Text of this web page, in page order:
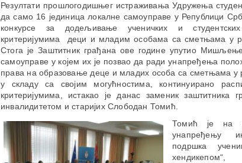
Резултати прошлогодишњег истраживања Удружења
да само 16 јединица локалне самоуправе у Републици
конкурсе за додељивање ученичких и
критеријумима деци и младим особама са сметњама у
Стога је Заштитник грађана ове године упутио
самоуправе у којем их је позвао да ради унапређења
права на образовање деце и младих особа са сметњама у
у складу са својим могућностима, континуирано
критеријумима, истакао је данас заменик заштитника
инвалидитетом и старијих Слободан Томић.
Томић је на
унапређењу
подршка
хендикепом“,